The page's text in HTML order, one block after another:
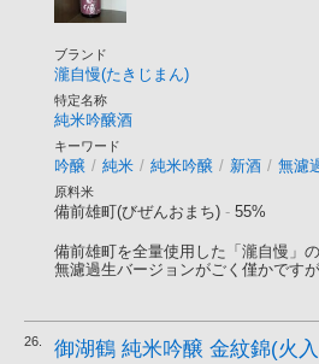
ブランド
瀧自慢(たきじまん)
特定名称
純米吟醸酒
キーワード
吟醸 / 純米 / 純米吟醸 / 新酒 / 無濾
原料米
備前雄町(びぜんおまち) - 55%
備前雄町を全量使用した「瀧自慢」
無濾過生バージョンがごく僅かです
26. 御湖鶴 純米吟醸 金紋錦(火